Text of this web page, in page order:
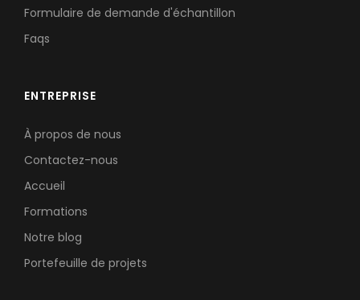
Formulaire de demande d'échantillon
Faqs
ENTREPRISE
À propos de nous
Contactez-nous
Accueil
Formations
Notre blog
Portefeuille de projets